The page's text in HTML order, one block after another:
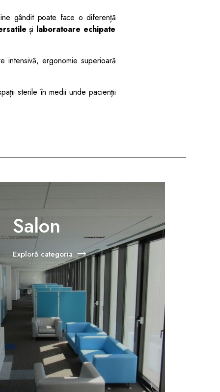
gândit poate face o diferență
și laboratoare echipate
intensivă, ergonomie superioară
sterile în medii unde pacienții
Salon
Exploră categoria